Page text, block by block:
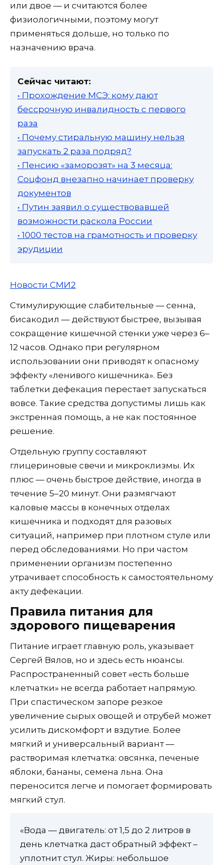
или двое — и считаются более
физиологичными, поэтому могут
применяться дольше, но только по
назначению врача.
Сейчас читают:
• Прохождение МСЭ: кому дают
бессрочную инвалидность с первого
раза
• Почему стиральную машину нельзя
запускать 2 раза подряд?
• Пенсию «заморозят» на 3 месяца:
Соцфонд внезапно начинает проверку
документов
• Путин заявил о существовавшей
возможности раскола России
• 1000 тестов на грамотность и проверку
эрудиции
Новости СМИ2
Стимулирующие слабительные — сенна,
бисакодил — действуют быстрее, вызывая
сокращение кишечной стенки уже через 6–
12 часов. Однако при регулярном
использовании они приводят к опасному
эффекту «ленивого кишечника». Без
таблетки дефекация перестает запускаться
вовсе. Такие средства допустимы лишь как
экстренная помощь, а не как постоянное
решение.
Отдельную группу составляют
глицериновые свечи и микроклизмы. Их
плюс — очень быстрое действие, иногда в
течение 5–20 минут. Они размягчают
каловые массы в конечных отделах
кишечника и подходят для разовых
ситуаций, например при плотном стуле или
перед обследованиями. Но при частом
применении организм постепенно
утрачивает способность к самостоятельному
акту дефекации.
Правила питания для
здорового пищеварения
Питание играет главную роль, указывает
Сергей Вялов, но и здесь есть нюансы.
Распространенный совет «есть больше
клетчатки» не всегда работает напрямую.
При спастическом запоре резкое
увеличение сырых овощей и отрубей может
усилить дискомфорт и вздутие. Более
мягкий и универсальный вариант —
растворимая клетчатка: овсянка, печеные
яблоки, бананы, семена льна. Она
переносится легче и помогает формировать
мягкий стул.
«Вода — двигатель: от 1,5 до 2 литров в
день клетчатка даст обратный эффект –
уплотнит стул. Жиры: небольшое